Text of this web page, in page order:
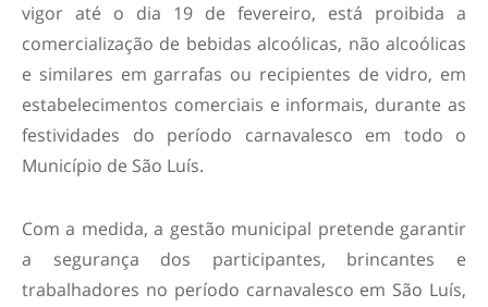
vigor até o dia 19 de fevereiro, está proibida a
comercialização de bebidas alcoólicas, não alcoólicas
e similares em garrafas ou recipientes de vidro, em
estabelecimentos comerciais e informais, durante as
festividades do período carnavalesco em todo o
Município de São Luís.
Com a medida, a gestão municipal pretende garantir
a segurança dos participantes, brincantes e
trabalhadores no período carnavalesco em São Luís,